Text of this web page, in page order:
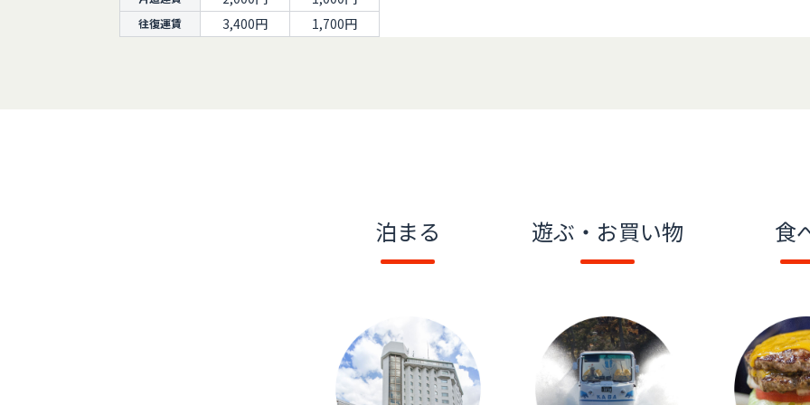
往復運賃 3,400円 1,700円
泊まる 遊ぶ・お買い物 食